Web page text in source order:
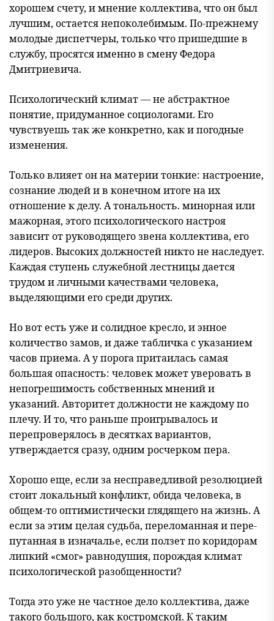
хорошем счету, и мнение коллектива, что он был
лучшим, остается непоколебимым. По-прежнему
молодые диспетчеры, только что пришедшие в
службу, просятся именно в смену Федора
Дмитриевича.
Психологический климат — не абстрактное
понятие, придуманное социологами. Его
чувствуешь так же конкретно, как и погодные
изменения.
Только влияет он на материи тонкие: настроение,
сознание людей и в конечном итоге на их
отношение к делу. А тональность. минорная или
мажорная, этого психологического настроя
зависит от руководящего звена коллектива, его
лидеров. Высоких должностей никто не наследует.
Каждая ступень служебной лестницы дается
трудом и личными качествами человека,
выделяющими его среди других.
Но вот есть уже и солидное кресло, и энное
количество замов, и даже табличка с указанием
часов приема. А у порога притаилась самая
большая опасность: человек может уверовать в
непогрешимость собственных мнений и
указаний. Авторитет должности не каждому по
плечу. И то, что раньше проигрывалось и
перепроверялось в десятках вариантов,
утверждается сразу, одним росчерком пера.
Хорошо еще, если за несправедливой резолюцией
стоит локальный конфликт, обида человека, в
общем-то оптимистически глядящего на жизнь. А
если за этим целая судьба, переломанная и пере-
путанная в изначалье, если ползет по коридорам
липкий «смог» равнодушия, порождая климат
психологической разобщенности?
Тогда это уже не частное дело коллектива, даже
такого большого, как костромской. К таким